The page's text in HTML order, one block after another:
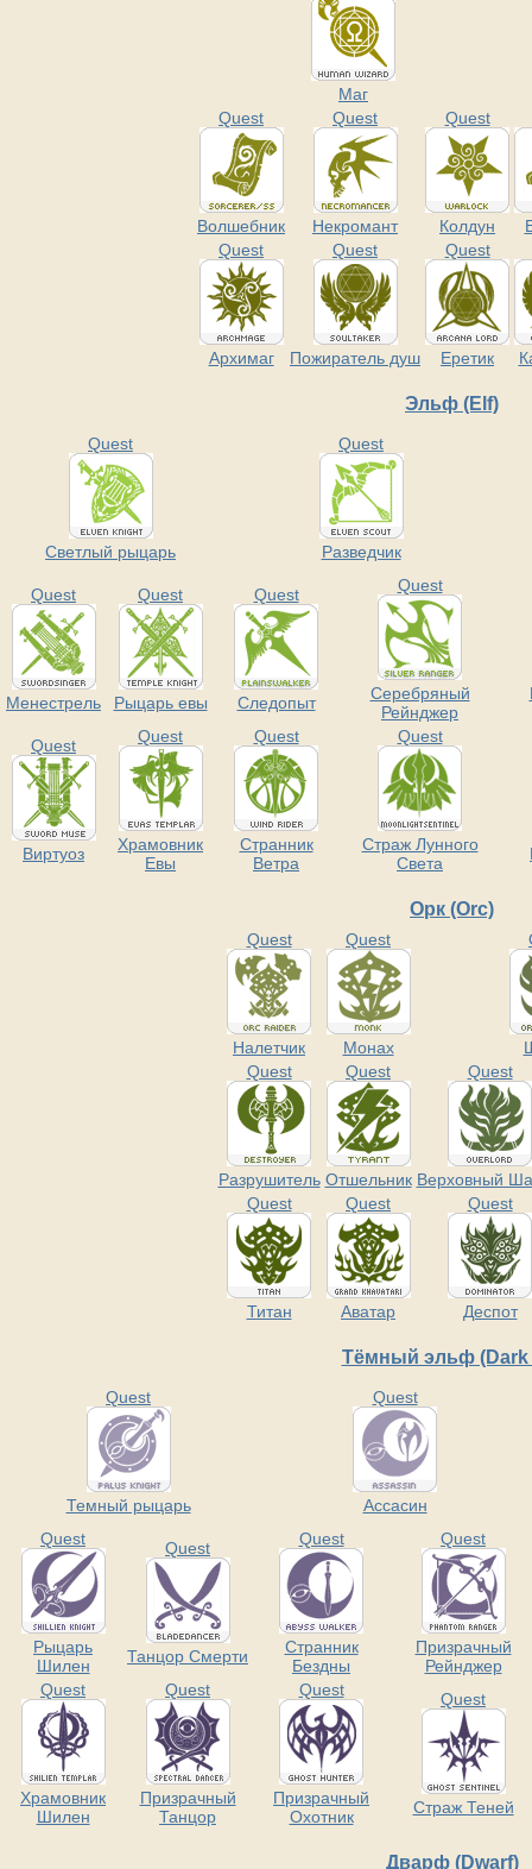
Маг
Quest
Волшебник
Quest
Некромант
Quest
Колдун
Quest
Архимаг
Quest
Пожиратель душ
Quest
Еретик
Эльф (Elf)
Quest
Светлый рыцарь
Quest
Разведчик
Quest
Менестрель
Quest
Рыцарь евы
Quest
Следопыт
Quest
Серебряный
Рейнджер
Quest
Виртуоз
Quest
Храмовник
Евы
Quest
Странник
Ветра
Quest
Страж Лунного
Света
Орк (Orc)
Quest
Налетчик
Quest
Монах
Quest
Разрушитель
Quest
Отшельник
Quest
Верховный
Quest
Титан
Quest
Аватар
Quest
Деспот
Тёмный эльф (Dark
Quest
Темный рыцарь
Quest
Ассасин
Quest
Рыцарь
Шилен
Quest
Танцор Смерти
Quest
Странник
Бездны
Quest
Призрачный
Рейнджер
Quest
Храмовник
Шилен
Quest
Призрачный
Танцор
Quest
Призрачный
Охотник
Quest
Страж Теней
Дварф (Dwarf)